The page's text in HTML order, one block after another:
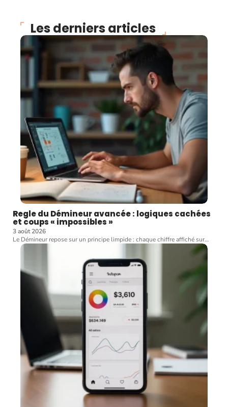
Les derniers articles
Regle du Démineur avancée : logiques cachées
et coups « impossibles »
3 août 2026
Le Démineur repose sur un principe limpide : chaque chiffre affiché sur…